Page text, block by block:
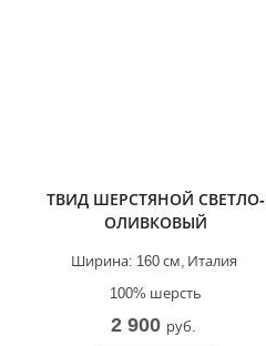
ТВИД ШЕРСТЯНОЙ СВЕТЛО-
ОЛИВКОВЫЙ
Италия
Ширина: 160 см,
100% шерсть
2 900 руб.